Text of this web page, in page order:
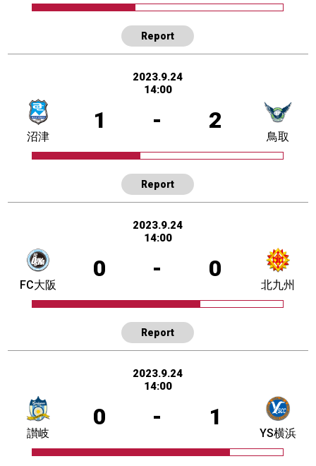
Report
2023.9.24
14:00
1 - 2
沼津 鳥取
Report
2023.9.24
14:00
0 - 0
FC大阪 北九州
Report
2023.9.24
14:00
0 - 1
讃岐 YS横浜